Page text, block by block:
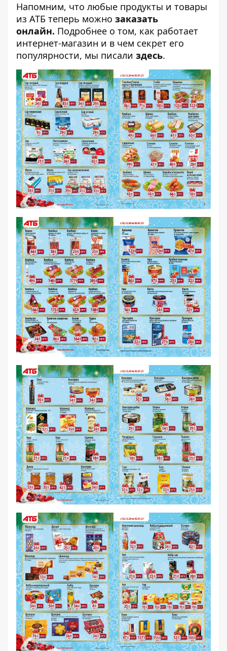
Напомним, что любые продукты и товары
из АТБ теперь можно заказать
онлайн. Подробнее о том, как работает
интернет-магазин и в чем секрет его
популярности, мы писали здесь.